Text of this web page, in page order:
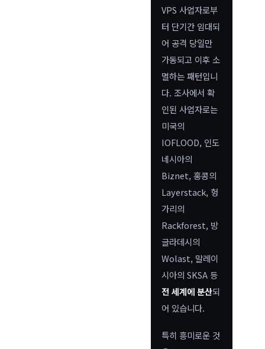
VPS 사업자로부
터 단기간 임대되
어 공격 당일만
가동되고 이후 소
멸하는 패턴입니
다. 조사에서 확
인된 사업자로는
미국의
IOFLOOD, 인도
네시아의
Biznet, 홍콩의
Layerstack, 헝
가리의
Rackforest, 방
글라데시의
Wolast, 말레이
시아의 SKSA 등
전 세계에 분산되
어 있습니다.
특히 흥미로운 것